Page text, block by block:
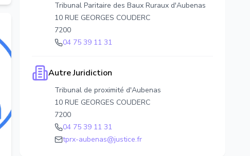
Tribunal Paritaire des Baux Ruraux d'Aubenas
10 RUE GEORGES COUDERC
7200
04 75 39 11 31
Autre Juridiction
Tribunal de proximité d'Aubenas
10 RUE GEORGES COUDERC
7200
04 75 39 11 31
tprx-aubenas@justice.fr